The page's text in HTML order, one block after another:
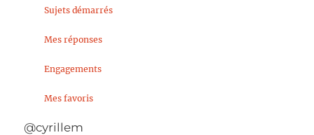
Sujets démarrés
Mes réponses
Engagements
Mes favoris
@cyrillem